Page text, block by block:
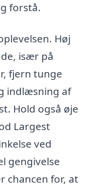
forstå.
Høj
især på
fjern tunge
indlæsning af
Hold også øje
Largest
ved
gengivelse
chancen for, at